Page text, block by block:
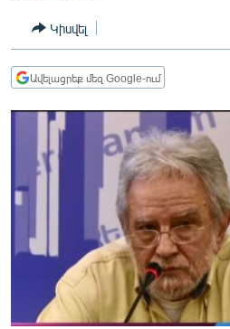
ՀԱՍԱՐԱԿՈՒԹՅՈՒՆ
ՏՆՏԵՍՈՒԹՅՈՒՆ
ՂԱՐԱԲԱՂ
ՊԱՏԵՐԱԶՄԻ 6 ՇԱԲԱԹՆԵՐԸ
ՏԱՐԱԾԱՇՐՋԱՆ
ՄԻՋԱԶԳԱՅԻՆ
ՄՇԱԿՈՒՅԹ
ՍՊՈՐՏ
ՄԵԿՆԱԲԱՆՈՒԹՅՈՒՆ
Կիսվել
Ավելացրեք մեզ Google-ում